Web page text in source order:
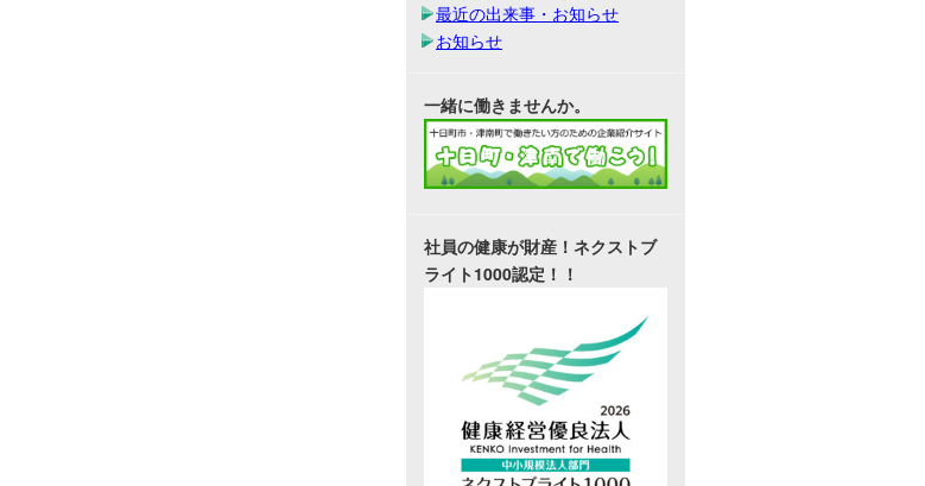
最近の出来事・お知らせ
お知らせ
一緒に働きませんか。
社員の健康が財産！ネクストブ
ライト1000認定！！